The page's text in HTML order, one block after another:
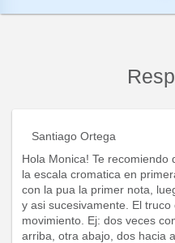
Santiago Ortega
Hola Monica! Te recomiendo
la escala cromatica en
con la pua la primer nota,
y asi sucesivamente. El
movimiento. Ej: dos veces
arriba, otra abajo, dos hacia